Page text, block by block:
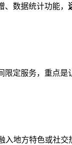
数据统计功能，
限定服务，重点是
入地方特色或社交